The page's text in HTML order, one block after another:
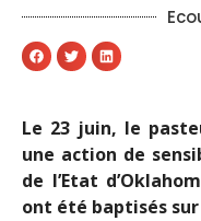
Le 23 juin, le
une action de
de l’Etat
ont été baptisés